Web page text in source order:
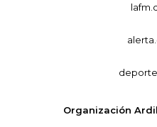
Organización